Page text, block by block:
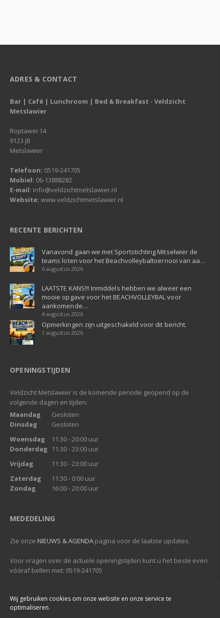
Wij gebruiken cookies om onze website en onze service te
optimaliseren.
ADRES & CONTACT
Bar | Café | Lunchroom | Bed & Breakfast - Veldzicht
Metslawier
Roptawei 14
9123 JB
Metslawier
Telefoon: 0519-241705
Mobiel: 06-13888282
E-mail: info@veldzichtmetslawier.nl
Website: www.veldzichtmetslawier.nl
RECENTE BERICHTEN
Vanavond gaan we met Sportstichting Mitselwier de
teams loten voor het Beachvolleybaltoernooi van aa…
6 augustus 2026
LAATSTE KANS!!! Inmiddels hebben we alweer een
mooie opgave voor het BEACHVOLLEYBAL voor
aankomende…
4 augustus 2026
Opmerkingen zijn uitgeschakeld voor dit bericht.
1 augustus 2026
OPENINGSTIJDEN
Veldzicht Metslawier is de komende periode geopend op de
volgende dagen en tijden:
Maandag
Gesloten
Dinsdag
Gesloten
Woensdag
11:30 - 20:00 uur
Donderdag
11:30 - 23:00 uur
Vrijdag
11:30 - 23:00 uur
Zaterdag
11:30 - 0:00 uur
Zondag
16:00 - 20:00 uur
MEDEDELING
Zie onze NIEUWS & AGENDA pagina voor de laatste updates.
Voor vragen over de actuele openingstijden kunt u het beste even
vóóraf bellen met: 0519-241705
...Veldzicht Metslawier